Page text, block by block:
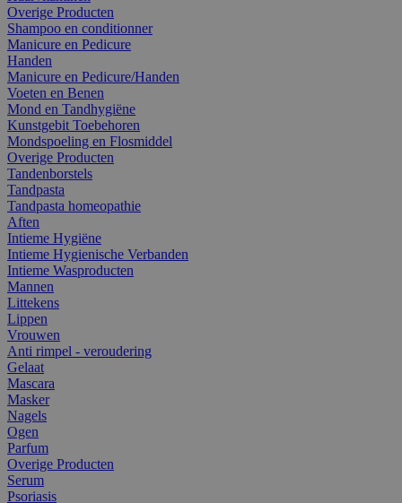
Overige Producten
Shampoo en conditionner
Manicure en Pedicure
Handen
Manicure en Pedicure/Handen
Voeten en Benen
Mond en Tandhygiëne
Kunstgebit Toebehoren
Mondspoeling en Flosmiddel
Overige Producten
Tandenborstels
Tandpasta
Tandpasta homeopathie
Aften
Intieme Hygiëne
Intieme Hygienische Verbanden
Intieme Wasproducten
Mannen
Littekens
Lippen
Vrouwen
Anti rimpel - veroudering
Gelaat
Mascara
Masker
Nagels
Ogen
Parfum
Overige Producten
Serum
Psoriasis